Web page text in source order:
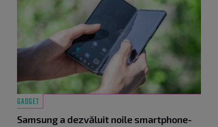
GADGET
Samsung a dezvăluit noile smartphone-